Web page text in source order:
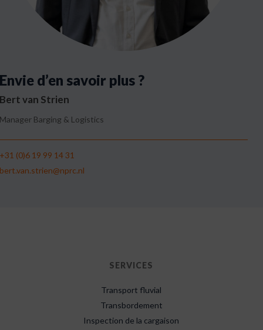
d’en savoir plus ?
van Strien
Barging & Logistics
(0)6 19 99 14 31
SERVICES
Transport fluvial
Transbordement
Inspection de la cargaison